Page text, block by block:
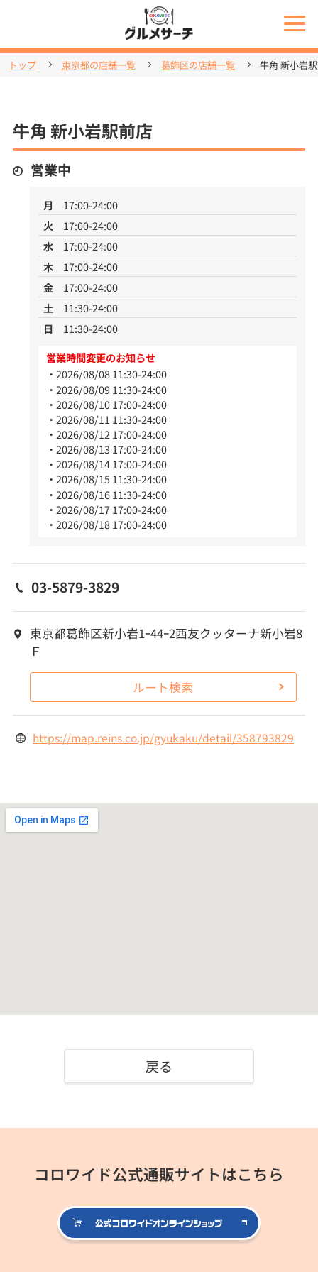
トップ 東京都の店舗一覧 葛飾区の店舗一覧 牛角 新小岩
牛角 新小岩駅前店
営業中
月
17:00-24:00
火
17:00-24:00
水
17:00-24:00
木
17:00-24:00
金
17:00-24:00
土
11:30-24:00
日
11:30-24:00
営業時間変更のお知らせ
2026/08/08 11:30-24:00
2026/08/09 11:30-24:00
2026/08/10 17:00-24:00
2026/08/11 11:30-24:00
2026/08/12 17:00-24:00
2026/08/13 17:00-24:00
2026/08/14 17:00-24:00
2026/08/15 11:30-24:00
2026/08/16 11:30-24:00
2026/08/17 17:00-24:00
2026/08/18 17:00-24:00
03-5879-3829
東京都葛飾区新小岩1ｰ44ｰ2西友クッターナ新小岩8
Ｆ
ルート検索
https://map.reins.co.jp/gyukaku/detail/358793829
戻る
コロワイド公式通販サイトはこちら
公式コロ